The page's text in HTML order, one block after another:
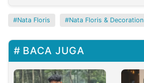
Nata Floris Nata Floris & Decoration
BACA JUGA